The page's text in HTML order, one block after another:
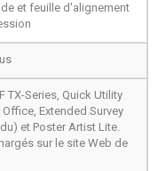
et feuille d'alignement
TX-Series, Quick Utility
Extended Survey
et Poster Artist Lite.
sur le site Web de